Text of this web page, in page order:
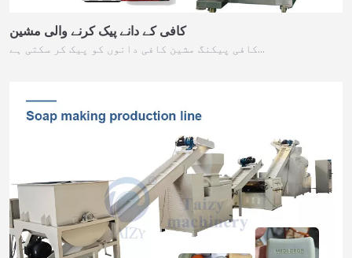
کافی کے دانے پیک کرنے والی مشین
کافی پیکنگ مشین کافی دانوں کو پیک کر سکتی ہے…